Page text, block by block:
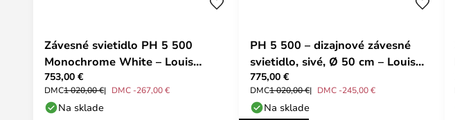
Závesné svietidlo PH 5 500
Monochrome White – Louis
Poulsen
753,00 €
DMC1 020,00 € DMC -267,00 €
Na sklade
PH 5 500 – dizajnové závesné
svietidlo, sivé, Ø 50 cm – Louis
Poulsen
775,00 €
DMC1 020,00 € DMC -245,00 €
Na sklade